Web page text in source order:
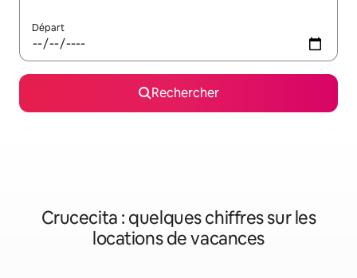
Départ
Rechercher
Crucecita : quelques chiffres sur les
locations de vacances